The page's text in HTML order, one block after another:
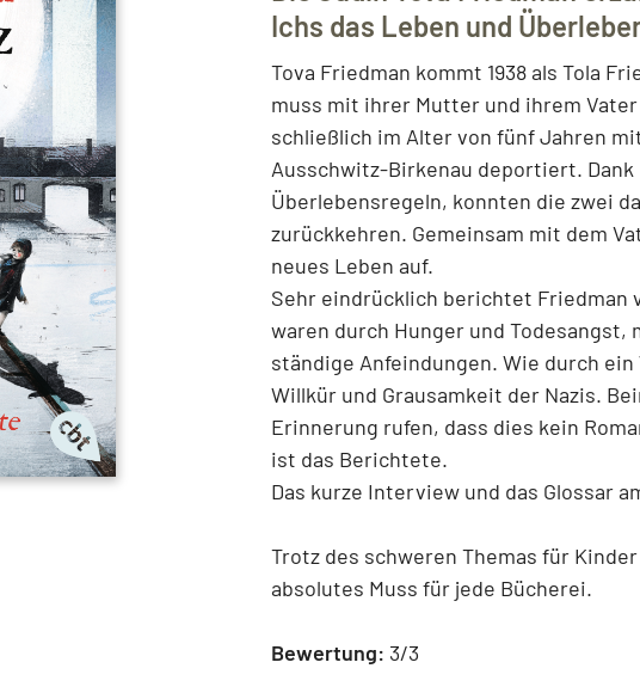
Ichs das Leben und
Tova Friedman kommt 1938 als Tola
muss mit ihrer Mutter und ihrem
schließlich im Alter von fünf Jahren
Ausschwitz-Birkenau deportiert.
Überlebensregeln, konnten die zwei
zurückkehren. Gemeinsam mit dem
neues Leben auf.
Sehr eindrücklich berichtet Friedman
waren durch Hunger und
ständige Anfeindungen. Wie durch
Willkür und Grausamkeit der Nazis.
Erinnerung rufen, dass dies kein
ist das Berichtete.
Das kurze Interview und das Glossar
Trotz des schweren Themas für
absolutes Muss für jede Bücherei.
Bewertung: 3/3